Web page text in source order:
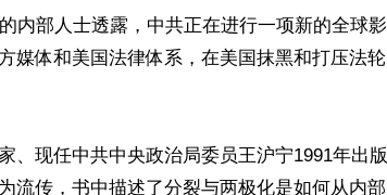
内部人士透露，中共正在进行一项新的全球影
媒体和美国法律体系，在美国抹黑和打压法轮
现任中共中央政治局委员王沪宁1991年出版
流传，书中描述了分裂与两极化是如何从内部